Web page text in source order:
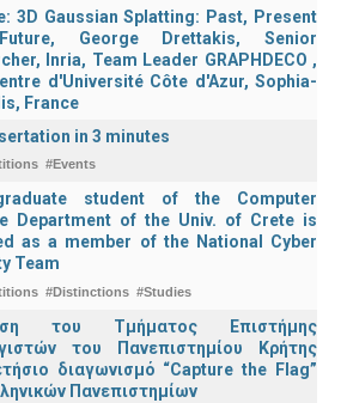
3D Gaussian Splatting: Past, Present
George Drettakis, Senior
Inria, Team Leader GRAPHDECO ,
d'Université Côte d'Azur, Sophia-
France
in 3 minutes
#Events
student of the Computer
Department of the Univ. of Crete is
as a member of the National Cyber
Team
#Distinctions #Studies
του Τμήματος Επιστήμης
του Πανεπιστημίου Κρήτης
διαγωνισμό “Capture the Flag”
Πανεπιστημίων